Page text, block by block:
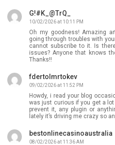
G!#K_@TrQ_
10/02/2026 at 10:11 PM
Oh my goodness! Amazing
going through troubles with
cannot subscribe to it. Is
issues? Anyone that knows
Thanks!!
fdertolmrtokev
09/02/2026 at 11:52 PM
Howdy, i read your blog
was just curious if you get a
prevent it, any plugin or
lately it’s driving me crazy so
bestonlinecasinoaustralia
08/02/2026 at 11:36 AM